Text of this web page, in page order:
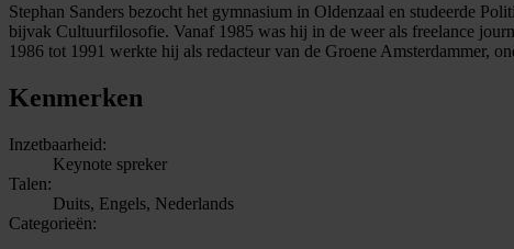
Stephan Sanders bezocht het gymnasium in Oldenzaal en studeerde
bijvak Cultuurfilosofie. Vanaf 1985 was hij in de weer als freelance
1986 tot 1991 werkte hij als redacteur van de Groene Amsterdammer,
Kenmerken
Inzetbaarheid:
Keynote spreker
Talen:
Duits, Engels, Nederlands
Categorieën: